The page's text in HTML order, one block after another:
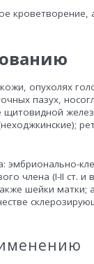
кроветворение,
опухолях
пазух,
члена (I-II ст.
шейки матки;